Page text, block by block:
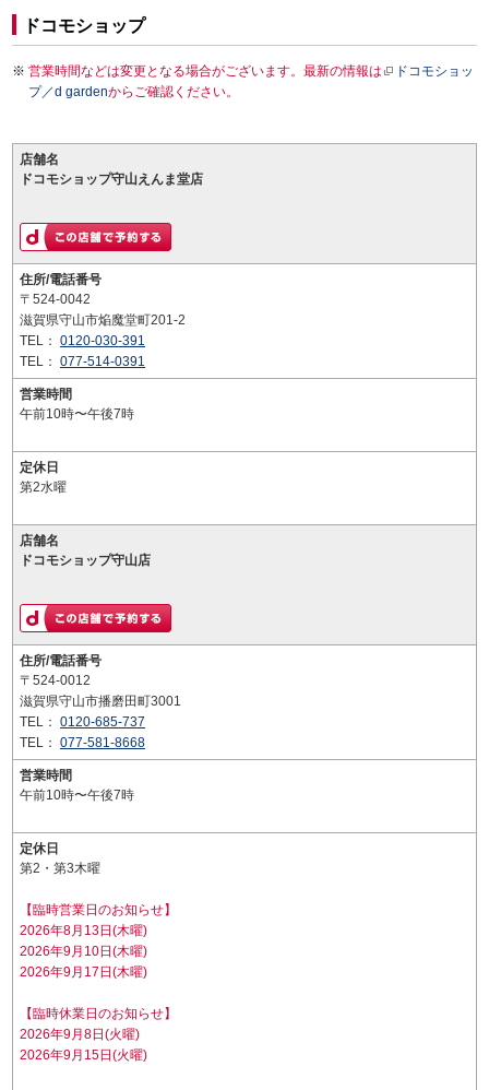
ドコモショップ
営業時間などは変更となる場合がございます。最新の情報は
ドコモショッ
プ／d gardenからご確認ください。
店舗名
ドコモショップ守山えんま堂店
住所/電話番号
〒524-0042
滋賀県守山市焔魔堂町201-2
TEL： 0120-030-391
TEL： 077-514-0391
営業時間
午前10時〜午後7時
定休日
第2水曜
店舗名
ドコモショップ守山店
住所/電話番号
〒524-0012
滋賀県守山市播磨田町3001
TEL： 0120-685-737
TEL： 077-581-8668
営業時間
午前10時〜午後7時
定休日
第2・第3木曜
【臨時営業日のお知らせ】
2026年8月13日(木曜)
2026年9月10日(木曜)
2026年9月17日(木曜)
【臨時休業日のお知らせ】
2026年9月8日(火曜)
2026年9月15日(火曜)